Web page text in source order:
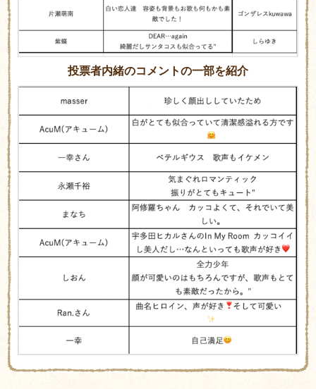
投票者内緒のコメントの一部を紹介